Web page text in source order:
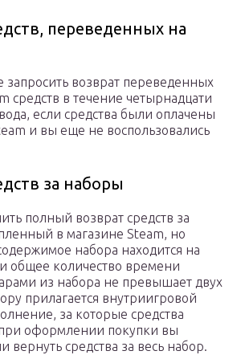
переведенных на
возврат переведенных
средств в течение четырнадцати
если средства были оплачены
и вы еще не воспользовались
за наборы
полный возврат средств за
в магазине Steam, но
набора находится на
общее количество времени
из набора не превышает двух
прилагается внутриигровой
за которые средства
оформлении покупки вы
вернуть средства за весь набор.